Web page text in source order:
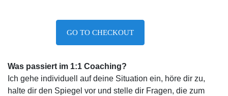
GO TO CHECKOUT
Was passiert im 1:1 Coaching?
Ich gehe individuell auf deine Situation ein, höre dir zu,
halte dir den Spiegel vor und stelle dir Fragen, die zum